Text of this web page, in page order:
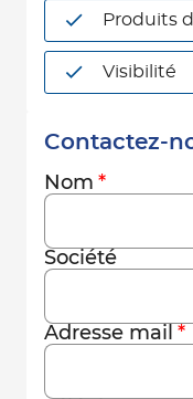
Produits
Visibilité
Contactez-
Nom
Société
Adresse mail